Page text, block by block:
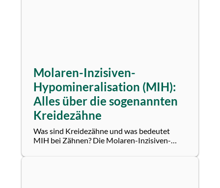
Molaren-Inzisiven-
Hypomineralisation (MIH):
Alles über die sogenannten
Kreidezähne
Was sind Kreidezähne und was bedeutet
MIH bei Zähnen? Die Molaren-Inzisiven-